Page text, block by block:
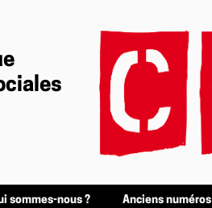
sommes-nous ? Anciens numéros